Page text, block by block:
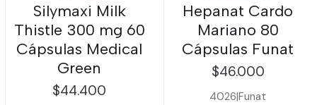
Silymaxi Milk
Thistle 300 mg 60
Cápsulas Medical
Green
$44.400
Hepanat Cardo
Mariano 80
Cápsulas Funat
$46.000
4026|Funat